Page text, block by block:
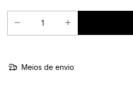
Meios de envio